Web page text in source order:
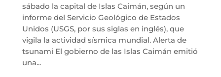
sábado la capital de Islas Caimán, según un
informe del Servicio Geológico de Estados
Unidos (USGS, por sus siglas en inglés), que
vigila la actividad sísmica mundial. Alerta de
tsunami El gobierno de las Islas Caimán emitió
una...